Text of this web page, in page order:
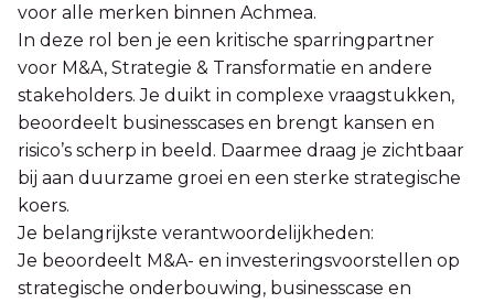
voor alle merken binnen Achmea.
In deze rol ben je een kritische sparringpartner
voor M&A, Strategie & Transformatie en andere
stakeholders. Je duikt in complexe vraagstukken,
beoordeelt businesscases en brengt kansen en
risico’s scherp in beeld. Daarmee draag je zichtbaar
bij aan duurzame groei en een sterke strategische
koers.
Je belangrijkste verantwoordelijkheden:
Je beoordeelt M&A- en investeringsvoorstellen op
strategische onderbouwing, businesscase en